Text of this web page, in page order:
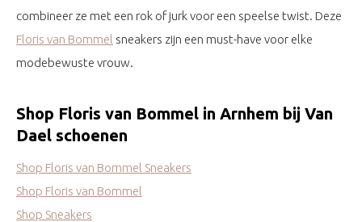
combineer ze met een rok of jurk voor een speelse twist. Deze
Floris van Bommel sneakers zijn een must-have voor elke
modebewuste vrouw.
Shop Floris van Bommel in Arnhem bij Van
Dael schoenen
Shop Floris van Bommel Sneakers
Shop Floris van Bommel
Shop Sneakers